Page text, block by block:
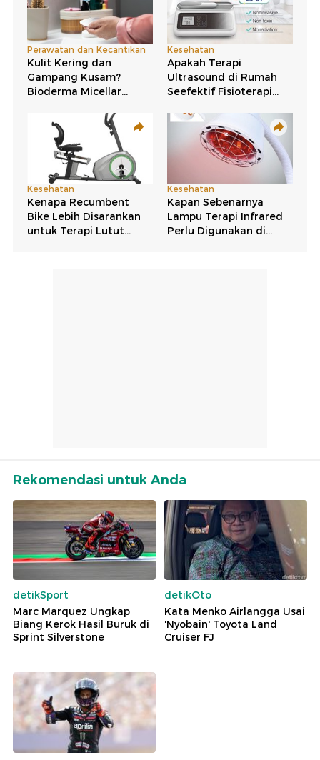
Rekomendasi untuk Anda
detikSport
Marc Marquez Ungkap
Biang Kerok Hasil Buruk di
Sprint Silverstone
detikOto
Kata Menko Airlangga Usai
'Nyobain' Toyota Land
Cruiser FJ